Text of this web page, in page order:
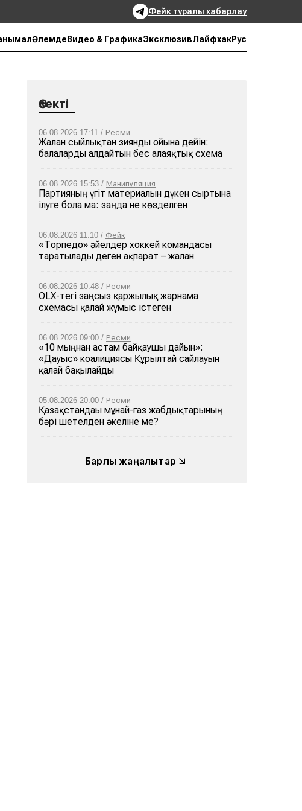
Фейк туралы хабарлау
Әлемде Видео & ГрафикаЭксклюзивЛайфхакРус
Өзекті
06.08.2026 17:11 / Ресми
Жалған сыйлықтан зиянды ойынға дейін:
балаларды алдайтын бес алаяқтық схема
06.08.2026 15:53 / Манипуляция
Партияның үгіт материалын дүкен сыртына
ілуге бола ма: заңда не көзделген
06.08.2026 11:10 / Фейк
«Торпедо» әйелдер хоккей командасы
таратылады деген ақпарат – жалған
06.08.2026 10:48 / Ресми
OLX-тегі заңсыз қаржылық жарнама
схемасы қалай жұмыс істеген
06.08.2026 09:00 / Ресми
«10 мыңнан астам байқаушы дайын»:
«Дауыс» коалициясы Құрылтай сайлауын
қалай бақылайды
05.08.2026 20:00 / Ресми
Қазақстандағы мұнай-газ жабдықтарының
бәрі шетелден әкеліне ме?
Барлық жаңалықтар